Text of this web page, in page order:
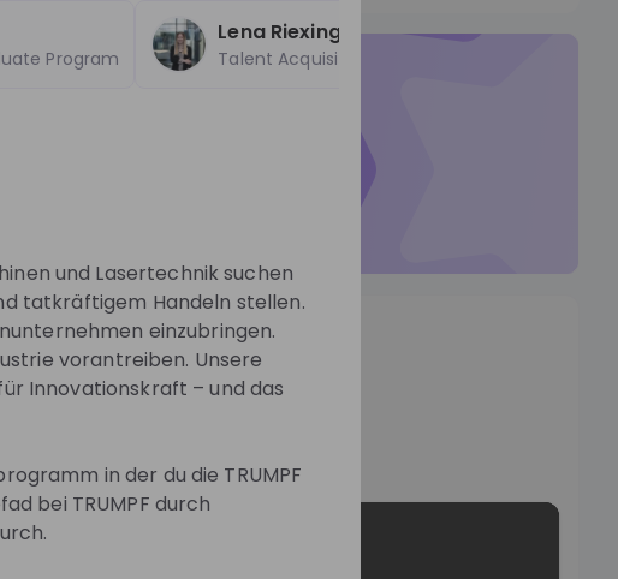
noticed byTRUMPF SE +
Program
Lena Riexinger
Talent Acquisition Graduate Program
und Lasertechnik suchen
tatkräftigem Handeln stellen.
einzubringen.
vorantreiben. Unsere
Innovationskraft – und das
in der du die TRUMPF
bei TRUMPF durch